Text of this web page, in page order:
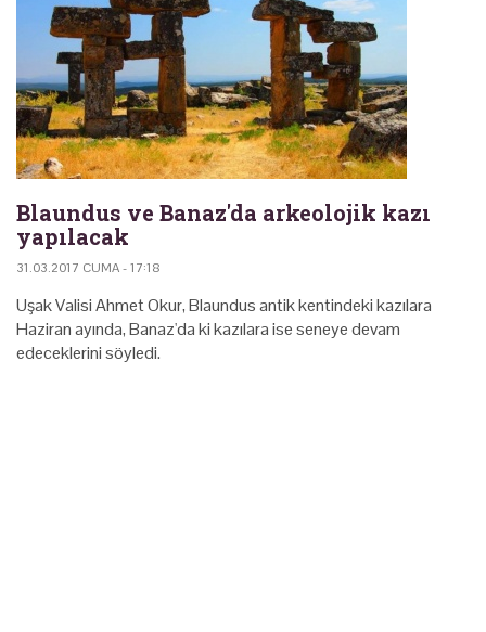
Blaundus ve Banaz'da arkeolojik kazı
yapılacak
31.03.2017 CUMA - 17:18
Uşak Valisi Ahmet Okur, Blaundus antik kentindeki kazılara
Haziran ayında, Banaz'da ki kazılara ise seneye devam
edeceklerini söyledi.